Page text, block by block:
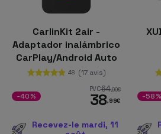
CarlinKit 2air -
Adaptador inalámbrico
CarPlay/Android Auto
48 (17 avis)
PVC64,99€
38,99€
-40%
Recevez-le mardi, 11
-58%